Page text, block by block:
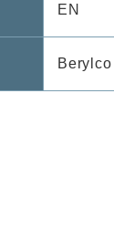
EN
Berylco